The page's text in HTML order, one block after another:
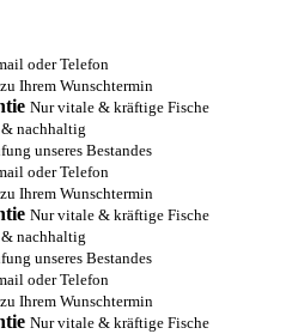
oder Telefon
zu Ihrem Wunschtermin
Nur vitale & kräftige Fische
nachhaltig
unseres Bestandes
oder Telefon
zu Ihrem Wunschtermin
Nur vitale & kräftige Fische
nachhaltig
unseres Bestandes
oder Telefon
zu Ihrem Wunschtermin
Nur vitale & kräftige Fische